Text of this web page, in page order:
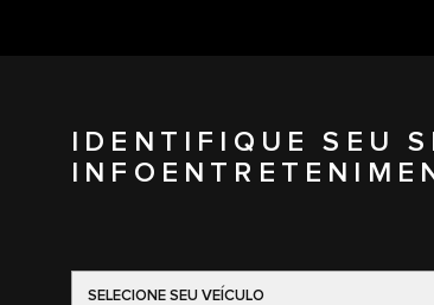
IDENTIFIQUE SEU
SELECIONE SEU VEÍCULO